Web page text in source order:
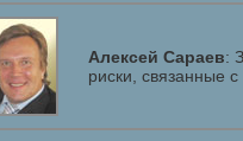
Алексей Сараев:
риски, связанные